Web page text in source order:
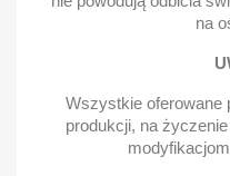
na
Wszystkie oferowane
produkcji, na